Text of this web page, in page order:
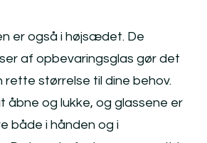
er også i højsædet. De
af opbevaringsglas gør det
rette størrelse til dine behov.
åbne og lukke, og glassene er
både i hånden og i